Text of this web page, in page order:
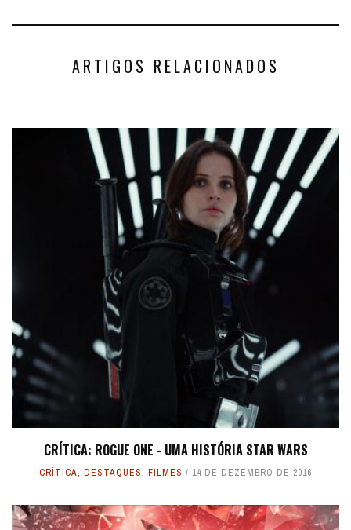
ARTIGOS RELACIONADOS
CRÍTICA: ROGUE ONE - UMA HISTÓRIA STAR WARS
CRÍTICA, DESTAQUES, FILMES 14 DE DEZEMBRO DE 2016